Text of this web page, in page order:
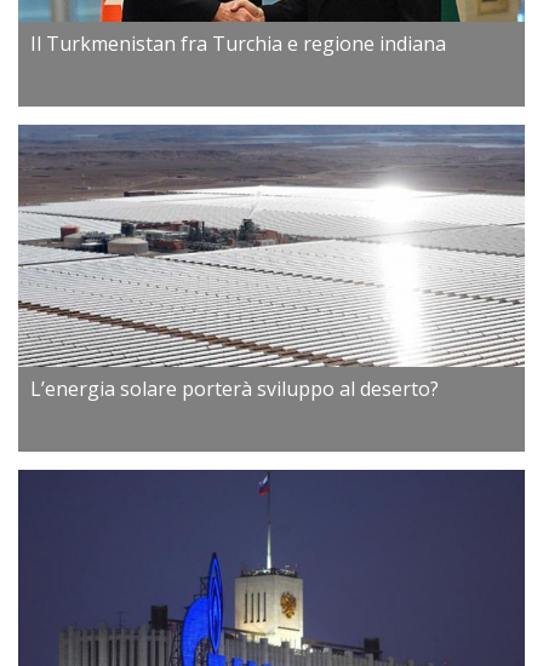
Il Turkmenistan fra Turchia e regione indiana
L’energia solare porterà sviluppo al deserto?